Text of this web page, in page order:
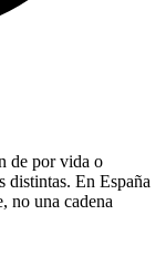
de por vida o
distintas. En España
no una cadena